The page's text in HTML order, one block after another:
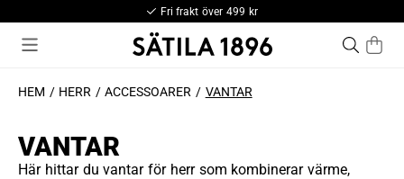
Fri frakt över 499 kr
HEM HERR ACCESSOARER VANTAR
VANTAR
Här hittar du vantar för herr som kombinerar värme,